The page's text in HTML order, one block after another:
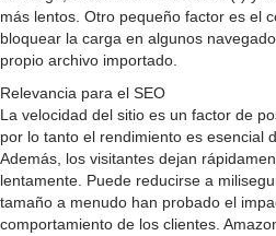
más lentos. Otro pequeño factor es el
bloquear la carga en algunos
propio archivo importado.
Relevancia para el SEO
La velocidad del sitio es un factor de
por lo tanto el rendimiento es esencial
Además, los visitantes dejan
lentamente. Puede reducirse a
tamaño a menudo han probado el
comportamiento de los clientes.